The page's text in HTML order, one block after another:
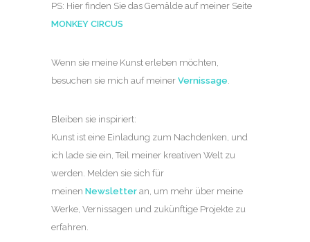
PS: Hier finden Sie das Gemälde auf meiner Seite
MONKEY CIRCUS
Wenn sie meine Kunst erleben möchten,
besuchen sie mich auf meiner Vernissage.
Bleiben sie inspiriert:
Kunst ist eine Einladung zum Nachdenken, und
ich lade sie ein, Teil meiner kreativen Welt zu
werden. Melden sie sich für
meinen Newsletter an, um mehr über meine
Werke, Vernissagen und zukünftige Projekte zu
erfahren.